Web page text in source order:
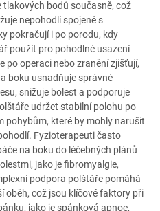
bodů současně, což
nepohodlí spojené s
pokračují i po porodu, kdy
použít pro pohodlné usazení
po operaci nebo zranění zjišťují,
boku usnadňuje správné
snižuje bolest a podporuje
udržet stabilní polohu po
pohybům, které by mohly narušit
Fyzioterapeuti často
na boku do léčebných plánů
jako je fibromyalgie,
podpora polštáře pomáhá
oběh, což jsou klíčové faktory při
jako je spánková apnoe,